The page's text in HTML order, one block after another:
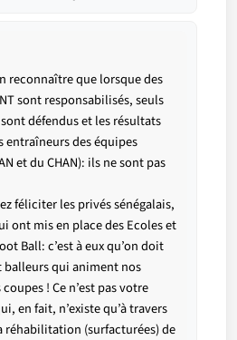
reconnaître que lorsque des
sont responsabilisés, seuls
défendus et les résultats
entraîneurs des équipes
et du CHAN): ils ne sont pas
féliciter les privés sénégalais,
ont mis en place des Ecoles et
Ball: c’est à eux qu’on doit
balleurs qui animent nos
! Ce n’est pas votre
en fait, n’existe qu’à travers
(surfacturées) de